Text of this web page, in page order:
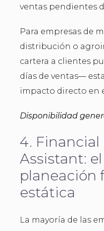
ventas pendientes
Para empresas de
distribución o
cartera a clientes
días de ventas—
impacto directo en
Disponibilidad
4.
Assistant:
planeación
estática
La mayoría de las